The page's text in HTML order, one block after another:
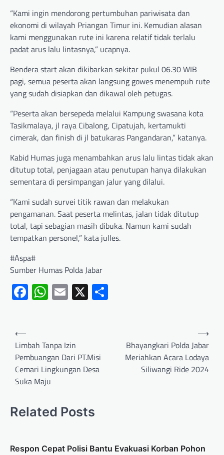
“Kami ingin mendorong pertumbuhan pariwisata dan
ekonomi di wilayah Priangan Timur ini. Kemudian alasan
kami menggunakan rute ini karena relatif tidak terlalu
padat arus lalu lintasnya,” ucapnya.
Bendera start akan dikibarkan sekitar pukul 06.30 WIB
pagi, semua peserta akan langsung gowes menempuh rute
yang sudah disiapkan dan dikawal oleh petugas.
“Peserta akan bersepeda melalui Kampung swasana kota
Tasikmalaya, jl raya Cibalong, Cipatujah, kertamukti
cimerak, dan finish di jl batukaras Pangandaran,” katanya.
Kabid Humas juga menambahkan arus lalu lintas tidak akan
ditutup total, penjagaan atau penutupan hanya dilakukan
sementara di persimpangan jalur yang dilalui.
“Kami sudah survei titik rawan dan melakukan
pengamanan. Saat peserta melintas, jalan tidak ditutup
total, tapi sebagian masih dibuka. Namun kami sudah
tempatkan personel,” kata julles.
#Aspa#
Sumber Humas Polda Jabar
Facebook
WhatsApp
Email
X
⟵
Limbah Tanpa Izin
Pembuangan Dari PT.Misi
Cemari Lingkungan Desa
Suka Maju
Bhayangkari Polda Jabar
Meriahkan Acara Lodaya
Siliwangi Ride 2024
⟶
Related Posts
Respon Cepat Polisi Bantu Evakuasi Korban Pohon